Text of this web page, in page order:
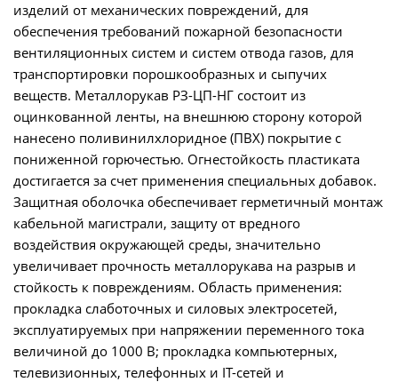
изделий от механических повреждений, для
обеспечения требований пожарной безопасности
вентиляционных систем и систем отвода газов, для
транспортировки порошкообразных и сыпучих
веществ. Металлорукав РЗ-ЦП-НГ состоит из
оцинкованной ленты, на внешнюю сторону которой
нанесено поливинилхлоридное (ПВХ) покрытие с
пониженной горючестью. Огнестойкость пластиката
достигается за счет применения специальных добавок.
Защитная оболочка обеспечивает герметичный монтаж
кабельной магистрали, защиту от вредного
воздействия окружающей среды, значительно
увеличивает прочность металлорукава на разрыв и
стойкость к повреждениям. Область применения:
прокладка слаботочных и силовых электросетей,
эксплуатируемых при напряжении переменного тока
величиной до 1000 В; прокладка компьютерных,
телевизионных, телефонных и IT-сетей и